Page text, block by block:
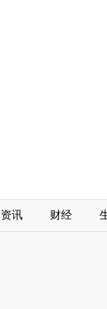
资讯 财经